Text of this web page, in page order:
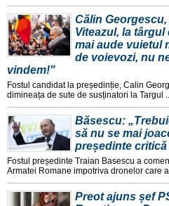
Călin
Viteazul, la
mai aude vuietul
de voievozi, nu
vindem!"
Fostul candidat la președinție, Calin
dimineața de sute de susținatori la Targul
Băsescu:
să nu se mai
președinte
Fostul președinte Traian Basescu a
Armatei Romane impotriva dronelor care
Preot ajuns șef